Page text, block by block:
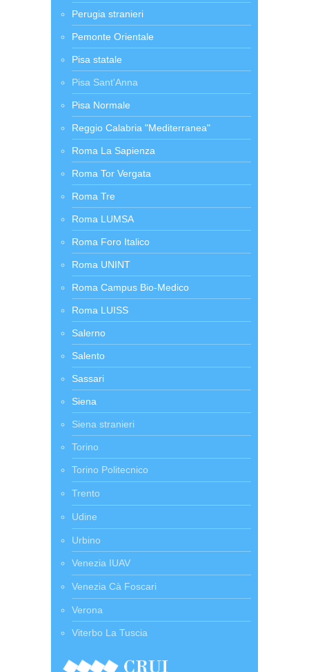
Perugia stranieri
Pemonte Orientale
Pisa statale
Pisa Sant'Anna
Pisa Normale
Reggio Calabria "Mediterranea"
Roma La Sapienza
Roma Tor Vergata
Roma Tre
Roma LUMSA
Roma Foro Italico
Roma UNINT
Roma Campus Bio-Medico
Roma LUISS
Salerno
Salento
Sassari
Siena
Siena stranieri
Torino
Torino Politecnico
Trento
Udine
Urbino
Venezia IUAV
Venezia Cà Foscari
Verona
Viterbo La Tuscia